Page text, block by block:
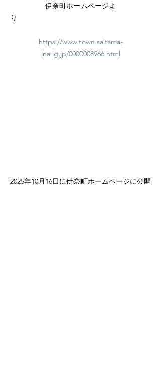
伊奈町ホームページよ
り
https://www.town.saitama-
ina.lg.jp/0000008966.html
2025年10月16日に伊奈町ホームページに公開